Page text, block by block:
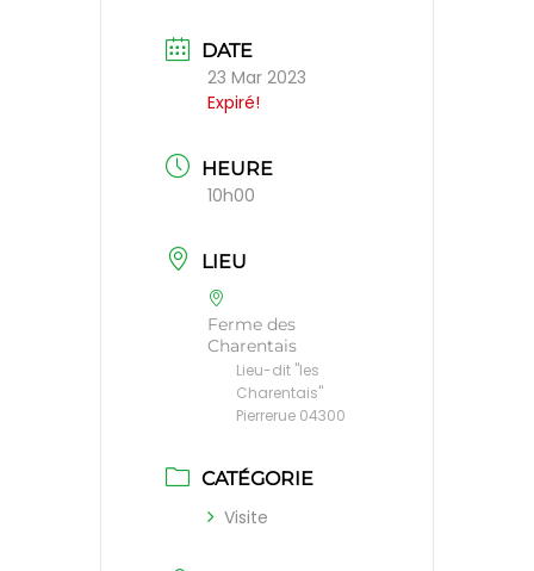
DATE
23 Mar 2023
Expiré!
HEURE
10h00
LIEU
Ferme des
Charentais
Lieu-dit "les
Charentais"
Pierrerue 04300
CATÉGORIE
Visite